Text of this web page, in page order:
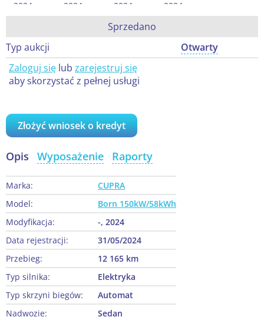
Sprzedano
Typ aukcji
Otwarty
Zaloguj się lub zarejestruj się
aby skorzystać z pełnej usługi
Złożyć wniosek o kredyt
Opis Wyposażenie Raporty
Marka:
CUPRA
Model:
Born 150kW/58kWh
Modyfikacja:
-, 2024
Data rejestracji:
31/05/2024
Przebieg:
12 165 km
Typ silnika:
Elektryka
Typ skrzyni biegów:
Automat
Nadwozie:
Sedan